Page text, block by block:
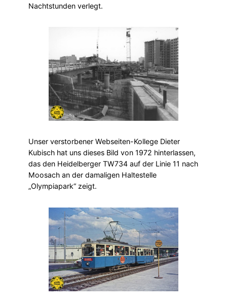
Nachtstunden verlegt.
Unser verstorbener Webseiten-Kollege Dieter
Kubisch hat uns dieses Bild von 1972 hinterlassen,
das den Heidelberger TW734 auf der Linie 11 nach
Moosach an der damaligen Haltestelle
„Olympiapark“ zeigt.